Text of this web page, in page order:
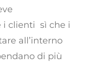
i clienti sì che i
all’interno
di più